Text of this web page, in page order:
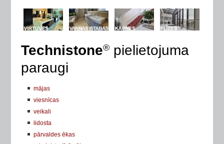
Technistone® pielietojuma
paraugi
mājas
viesnīcas
veikali
lidosta
pārvaldes ēkas